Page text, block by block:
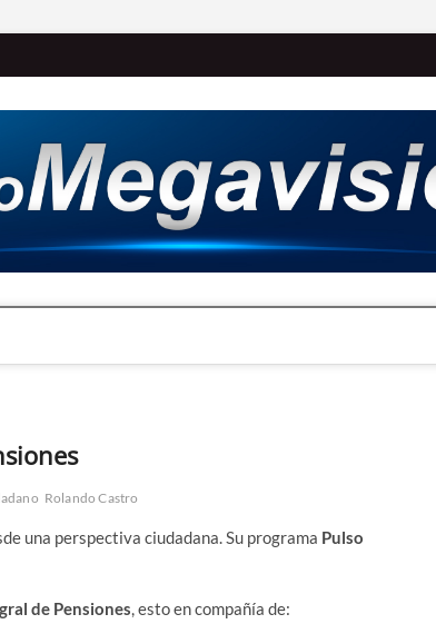
Rolando Castro
una perspectiva ciudadana. Su programa Pulso
de Pensiones, esto en compañía de: